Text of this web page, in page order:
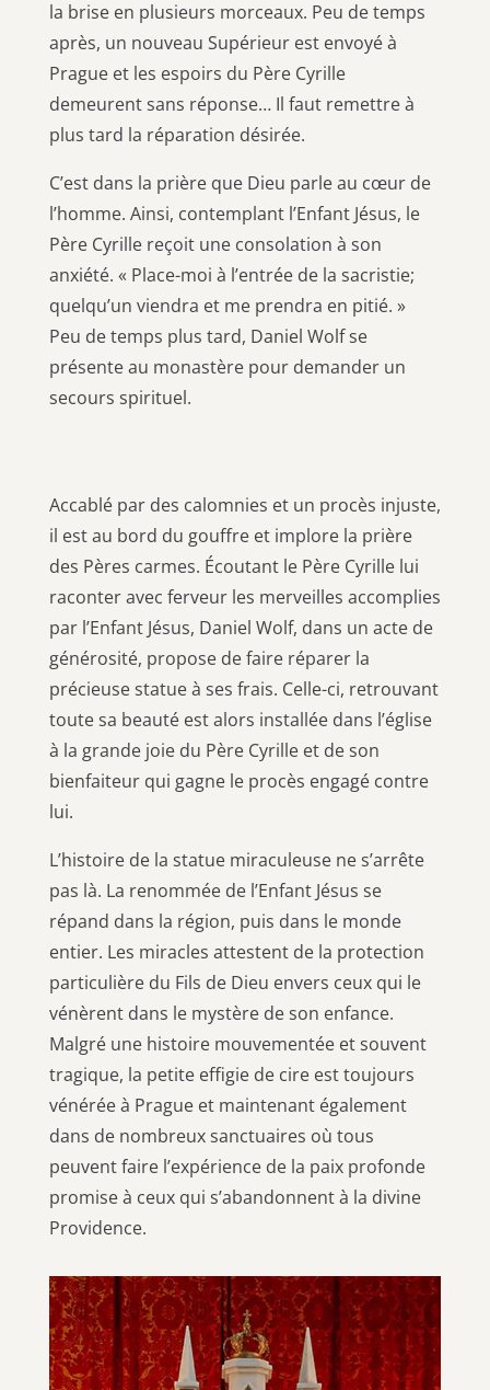
la brise en plusieurs morceaux. Peu de temps
après, un nouveau Supérieur est envoyé à
Prague et les espoirs du Père Cyrille
demeurent sans réponse… Il faut remettre à
plus tard la réparation désirée.
C’est dans la prière que Dieu parle au cœur de
l’homme. Ainsi, contemplant l’Enfant Jésus, le
Père Cyrille reçoit une consolation à son
anxiété. « Place-moi à l’entrée de la sacristie;
quelqu’un viendra et me prendra en pitié. »
Peu de temps plus tard, Daniel Wolf se
présente au monastère pour demander un
secours spirituel.
Accablé par des calomnies et un procès injuste,
il est au bord du gouffre et implore la prière
des Pères carmes. Écoutant le Père Cyrille lui
raconter avec ferveur les merveilles accomplies
par l’Enfant Jésus, Daniel Wolf, dans un acte de
générosité, propose de faire réparer la
précieuse statue à ses frais. Celle-ci, retrouvant
toute sa beauté est alors installée dans l’église
à la grande joie du Père Cyrille et de son
bienfaiteur qui gagne le procès engagé contre
lui.
L’histoire de la statue miraculeuse ne s’arrête
pas là. La renommée de l’Enfant Jésus se
répand dans la région, puis dans le monde
entier. Les miracles attestent de la protection
particulière du Fils de Dieu envers ceux qui le
vénèrent dans le mystère de son enfance.
Malgré une histoire mouvementée et souvent
tragique, la petite effigie de cire est toujours
vénérée à Prague et maintenant également
dans de nombreux sanctuaires où tous
peuvent faire l’expérience de la paix profonde
promise à ceux qui s’abandonnent à la divine
Providence.